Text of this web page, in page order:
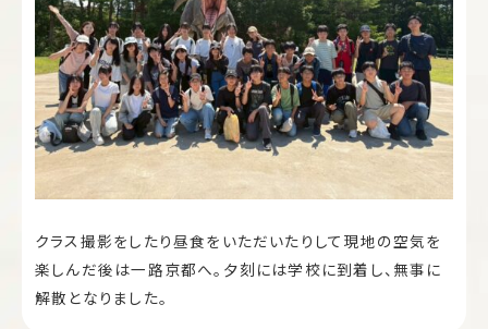
クラス撮影をしたり昼食をいただいたりして現地の空気を
楽しんだ後は一路京都へ。夕刻には学校に到着し、無事に
解散となりました。